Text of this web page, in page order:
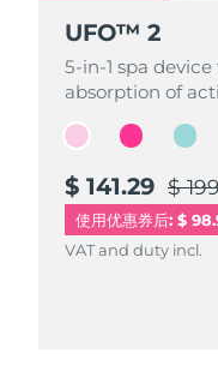
UFO™ 2
5-in-1 spa
absorption of
$ 141.29 $
使用优惠券后: $
VAT and duty incl.
UFO™ 2
5-in-1 spa
absorption of
$ 141.29 $
VAT and duty incl.
UFO™ 2
5-in-1 spa
absorption of
$ 141.29 $
VAT and duty incl.
UFO™ 2
5-in-1 spa
absorption of
$ 141.29 $
VAT and duty incl.
卡塔尔
留尼汪
罗马尼亚
俄罗斯